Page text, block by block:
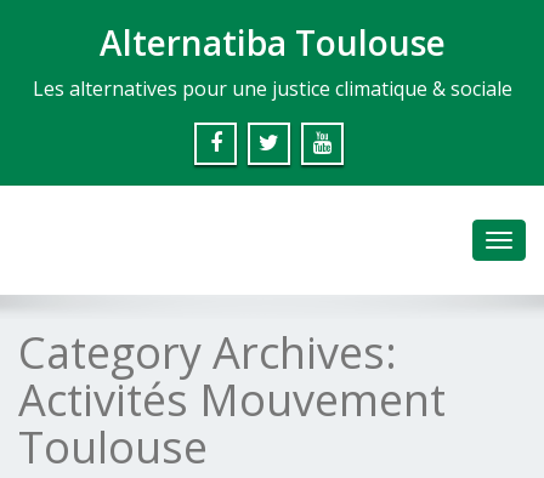
Alternatiba Toulouse
Les alternatives pour une justice climatique & sociale
Category Archives:
Activités Mouvement
Toulouse